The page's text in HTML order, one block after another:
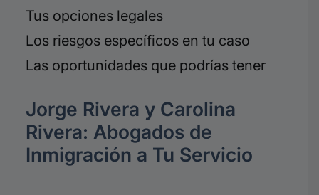
Tus opciones legales
Los riesgos específicos en tu caso
Las oportunidades que podrías tener
Jorge Rivera y Carolina
Rivera: Abogados de
Inmigración a Tu Servicio